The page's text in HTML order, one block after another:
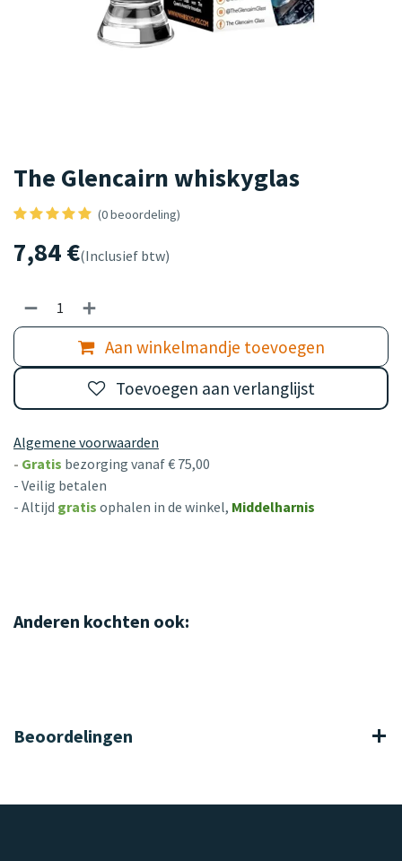
The Glencairn whiskyglas
(0 beoordeling)
7,84€(Inclusief btw)
Aan winkelmandje toevoegen
Toevoegen aan verlanglijst
Algemene voorwaarden
- Gratis bezorging vanaf € 75,00
- Veilig betalen
- Altijd gratis ophalen in de winkel, Middelharnis
Anderen kochten ook:
Beoordelingen